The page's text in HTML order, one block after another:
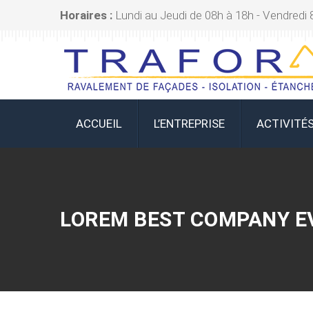
Horaires : Lundi au Jeudi de 08h à 18h - Vendredi
ACCUEIL L’ENTREPRISE
LOREM BEST COMPANY